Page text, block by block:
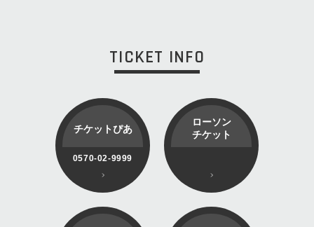
TICKET INFO
チケットぴあ
0570-02-9999
ローソン
チケット